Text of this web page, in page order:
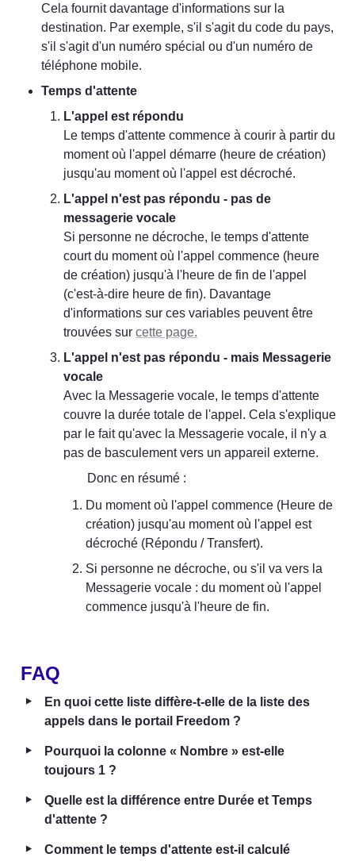
Cela fournit davantage d'informations sur la
destination. Par exemple, s'il s'agit du code du pays,
s'il s'agit d'un numéro spécial ou d'un numéro de
téléphone mobile.
Temps d'attente
L'appel est répondu
Le temps d'attente commence à courir à partir du
moment où l'appel démarre (heure de création)
jusqu'au moment où l'appel est décroché.
L'appel n'est pas répondu - pas de
messagerie vocale
Si personne ne décroche, le temps d'attente
court du moment où l'appel commence (heure
de création) jusqu'à l'heure de fin de l'appel
(c'est-à-dire heure de fin). Davantage
d'informations sur ces variables peuvent être
trouvées sur cette page.
L'appel n'est pas répondu - mais Messagerie
vocale
Avec la Messagerie vocale, le temps d'attente
couvre la durée totale de l'appel. Cela s'explique
par le fait qu'avec la Messagerie vocale, il n'y a
pas de basculement vers un appareil externe.
Donc en résumé :
Du moment où l'appel commence (Heure de
création) jusqu'au moment où l'appel est
décroché (Répondu / Transfert).
Si personne ne décroche, ou s'il va vers la
Messagerie vocale : du moment où l'appel
commence jusqu'à l'heure de fin.
FAQ
‣
En quoi cette liste diffère-t-elle de la liste des
appels dans le portail Freedom ?
‣
Pourquoi la colonne « Nombre » est-elle
toujours 1 ?
‣
Quelle est la différence entre Durée et Temps
d'attente ?
‣ Comment le temps d'attente est-il calculé